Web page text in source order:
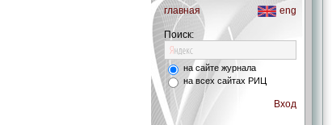
главная eng
Поиск:
на сайте журнала
на всех сайтах РИЦ
Вход